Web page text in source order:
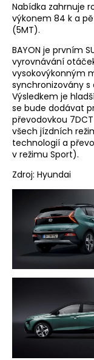
Nabídka zahrnuje
výkonem 84 k a
(5MT).
BAYON je prvním
vyrovnávání
vysokovýkonným
synchronizovány
Výsledkem je
se bude dodávat
převodovkou
všech jízdních
technologií a
v režimu Sport).
Zdroj: Hyundai